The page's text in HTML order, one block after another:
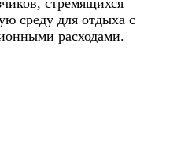
стремящихся
среду для отдыха с
расходами.